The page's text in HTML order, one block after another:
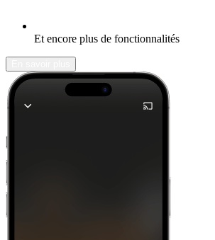
Et encore plus de fonctionnalités